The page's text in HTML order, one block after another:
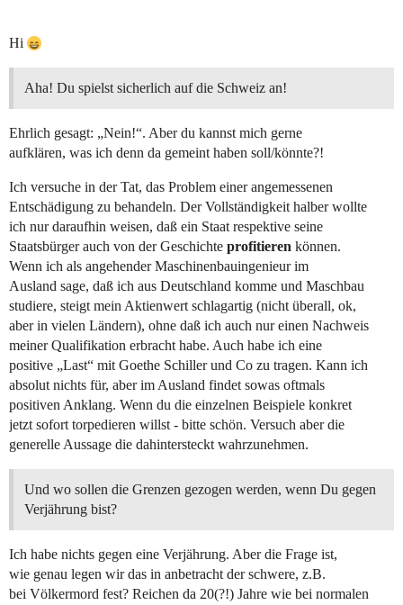
Hi
Aha! Du spielst sicherlich auf die Schweiz an!
Ehrlich gesagt: „Nein!“. Aber du kannst mich gerne
aufklären, was ich denn da gemeint haben soll/könnte?!
Ich versuche in der Tat, das Problem einer angemessenen
Entschädigung zu behandeln. Der Vollständigkeit halber wollte
ich nur daraufhin weisen, daß ein Staat respektive seine
Staatsbürger auch von der Geschichte profitieren können.
Wenn ich als angehender Maschinenbauingenieur im
Ausland sage, daß ich aus Deutschland komme und Maschbau
studiere, steigt mein Aktienwert schlagartig (nicht überall, ok,
aber in vielen Ländern), ohne daß ich auch nur einen Nachweis
meiner Qualifikation erbracht habe. Auch habe ich eine
positive „Last“ mit Goethe Schiller und Co zu tragen. Kann ich
absolut nichts für, aber im Ausland findet sowas oftmals
positiven Anklang. Wenn du die einzelnen Beispiele konkret
jetzt sofort torpedieren willst - bitte schön. Versuch aber die
generelle Aussage die dahintersteckt wahrzunehmen.
Und wo sollen die Grenzen gezogen werden, wenn Du gegen
Verjährung bist?
Ich habe nichts gegen eine Verjährung. Aber die Frage ist,
wie genau legen wir das in anbetracht der schwere, z.B.
bei Völkermord fest? Reichen da 20(?!) Jahre wie bei normalen